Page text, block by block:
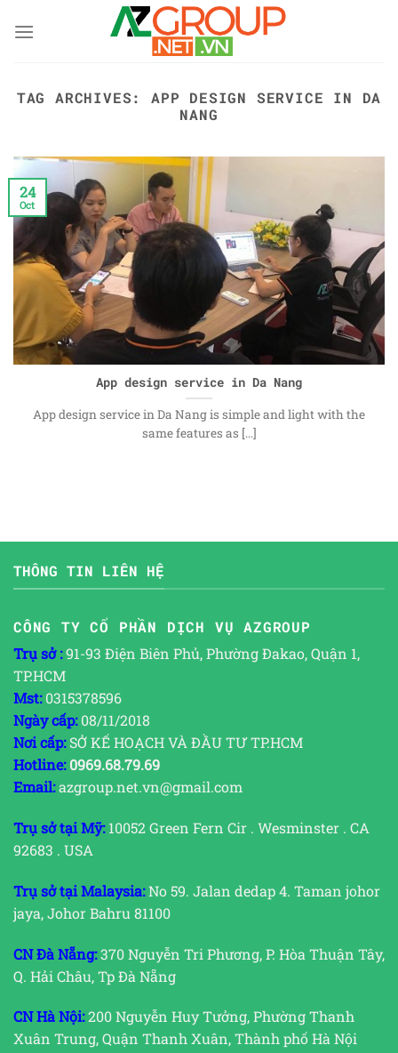
TAG ARCHIVES: APP DESIGN SERVICE IN DA
NANG
App design service in Da Nang
App design service in Da Nang is simple and light with the
same features as [...]
24
Oct
THÔNG TIN LIÊN HỆ
CÔNG TY CỔ PHẦN DỊCH VỤ AZGROUP
Trụ sở :91-93 Điện Biên Phủ, Phường Đakao, Quận 1,
TP.HCM
Mst:0315378596
Ngày cấp:08/11/2018
Nơi cấp:SỞ KẾ HOẠCH VÀ ĐẦU TƯ TP.HCM
Hotline: 0969.68.79.69
Email:azgroup.net.vn@gmail.com
Trụ sở tại Mỹ:10052 Green Fern Cir . Wesminster . CA
92683 . USA
Trụ sở tại Malaysia:No 59. Jalan dedap 4. Taman johor
jaya, Johor Bahru 81100
CN Đà Nẵng:370 Nguyễn Tri Phương, P. Hòa Thuận Tây,
Q. Hải Châu, Tp Đà Nẵng
CN Hà Nội:200 Nguyễn Huy Tưởng, Phường Thanh
Xuân Trung, Quận Thanh Xuân, Thành phố Hà Nội